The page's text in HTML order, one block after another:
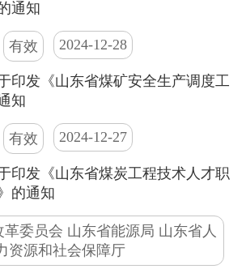
通知
有效 2024-12-28
印发《山东省煤矿安全生产调度工
知
有效 2024-12-27
印发《山东省煤炭工程技术人才职
的通知
委员会 山东省能源局 山东省人
资源和社会保障厅